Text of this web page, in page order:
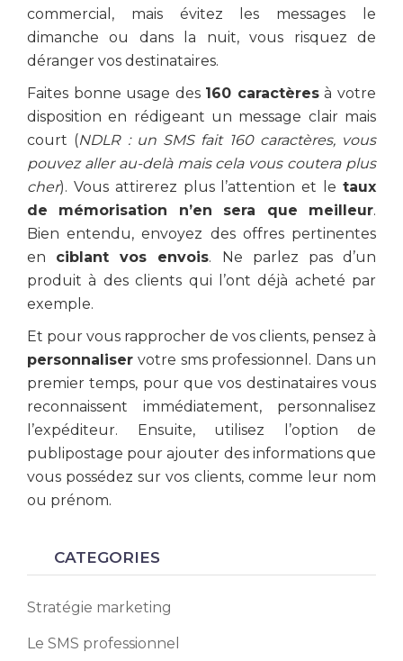
commercial, mais évitez les messages le
dimanche ou dans la nuit, vous risquez de
déranger vos destinataires.
Faites bonne usage des 160 caractèresà votre
disposition en rédigeant un message clair mais
court (NDLR : un SMS fait 160 caractères, vous
pouvez aller au-delà mais cela vous coutera plus
cher). Vous attirerez plus l’attention et le taux
de mémorisation n’en sera que meilleur.
Bien entendu, envoyez des offres pertinentes
en ciblant vos envois. Ne parlez pas d’un
produit à des clients qui l’ont déjà acheté par
exemple.
Et pour vous rapprocher de vos clients, pensez à
personnaliservotre sms professionnel. Dans un
premier temps, pour que vos destinataires vous
reconnaissent immédiatement, personnalisez
l’expéditeur. Ensuite, utilisez l’option de
publipostage pour ajouter des informations que
vous possédez sur vos clients, comme leur nom
ou prénom.
CATEGORIES
Stratégie marketing
Le SMS professionnel